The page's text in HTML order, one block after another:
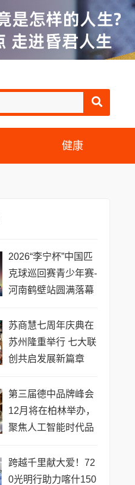
健康
2026“李宁杯”中国匹
克球巡回赛青少年赛-
河南鹤壁站圆满落幕
苏商慧七周年庆典在
苏州隆重举行 七大联
创共启发展新篇章
第三届德中品牌峰会
12月将在柏林举办，
聚焦人工智能时代品
跨越千里献大爱！72
0光明行助力喀什150